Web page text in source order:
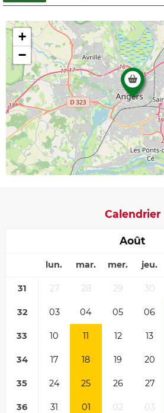
+
−
Calendrier
Août
lun. mar. mer. jeu.
31 27 28 29 30
32 03 04 05 06
33 10 11 12 13
34 17 18 19 20
35 24 25 26 27
36 31 01 02 03